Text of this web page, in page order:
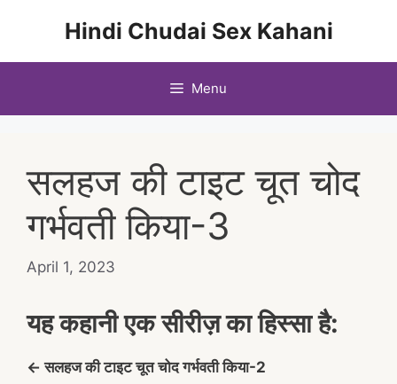
Hindi Chudai Sex Kahani
Menu
सलहज की टाइट चूत चोद
गर्भवती किया-3
April 1, 2023
यह कहानी एक सीरीज़ का हिस्सा है:
← सलहज की टाइट चूत चोद गर्भवती किया-2